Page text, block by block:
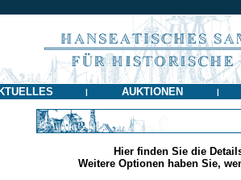
| AUKTIONEN |
Hier finden Sie die
Weitere Optionen haben Sie,